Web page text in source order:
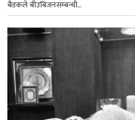
बैडकले बीउबिजनसम्बन्धी...